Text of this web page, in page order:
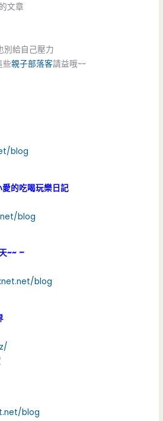
的文章
別給自己壓力
些親子部落客請益哦~~
blog
的吃喝玩樂日記
blog
~~ –
blog
blog